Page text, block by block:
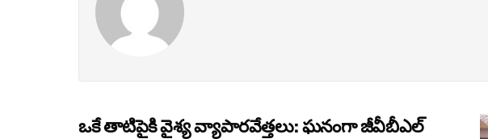
ఒకే తాటిపైకి వైశ్య వ్యాపారవేత్తలు: ఘనంగా జీవీబీఎల్